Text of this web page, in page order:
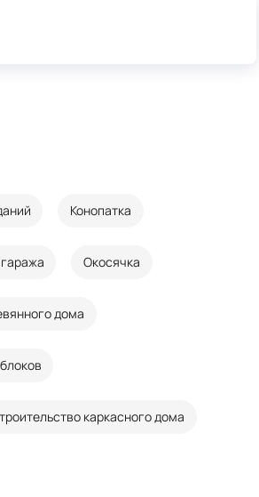
Конопатка
Окосячка
дома
каркасного дома